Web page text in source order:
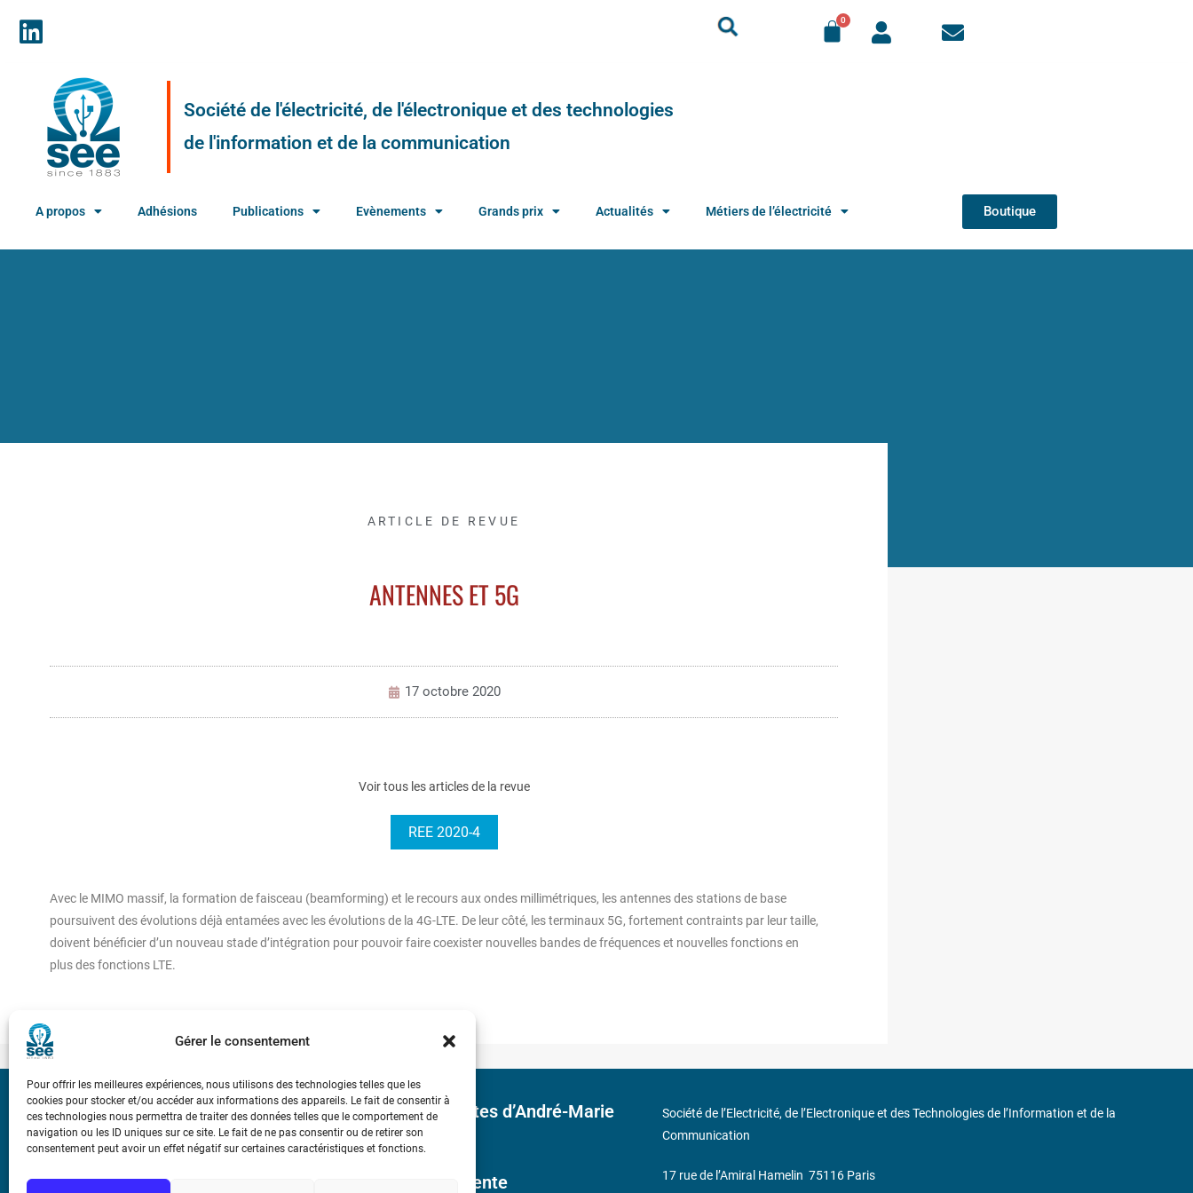
Gérer le consentement
Pour offrir les meilleures expériences, nous utilisons des technologies telles que les
cookies pour stocker et/ou accéder aux informations des appareils. Le fait de consentir à
ces technologies nous permettra de traiter des données telles que le comportement de
navigation ou les ID uniques sur ce site. Le fait de ne pas consentir ou de retirer son
consentement peut avoir un effet négatif sur certaines caractéristiques et fonctions.
Société de l'électricité, de l'électronique et des technologies
de l'information et de la communication
A propos Adhésions Publications Evènements Grands prix Actualités Métiers de l’électricité Boutique
ARTICLE DE REVUE
ANTENNES ET 5G
17 octobre 2020
Voir tous les articles de la revue
REE 2020-4
Avec le MIMO massif, la formation de faisceau (beamforming) et le recours aux ondes millimétriques, les antennes des stations de base
poursuivent des évolutions déjà entamées avec les évolutions de la 4G-LTE. De leur côté, les terminaux 5G, fortement contraints par leur taille,
doivent bénéficier d’un nouveau stade d’intégration pour pouvoir faire coexister nouvelles bandes de fréquences et nouvelles fonctions en
plus des fonctions LTE.
Bicentenaire des découvertes d’André-Marie
Ampère
Conditions Générales de Vente
Société de l’Electricité, de l’Electronique et des Technologies de l’Information et de la
Communication
17 rue de l’Amiral Hamelin 75116 Paris